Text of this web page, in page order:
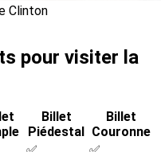
Clinton
pour visiter la
Billet
Piédestal
Billet
Couronne